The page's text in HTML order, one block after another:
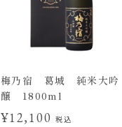
梅乃宿 葛城 純米大吟
醸 1800ml
¥12,100税込